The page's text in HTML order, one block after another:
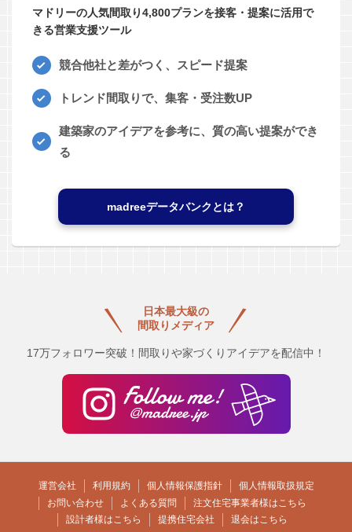
マドリーの人気間取り4,800プランを接客・提案に活用で
きる営業支援ツール
競合他社と差がつく、スピード提案
トレンド間取りで、集客・受注数UP
建築家のアイデアを参考に、質の高い提案ができ
る
madreeデータバンクとは？
日本最大級の
間取りメディア
17万フォロワー突破！間取りや家づくりアイデアを配信中！
運営会社 利用規約 個人情報保護指針
個人情報取扱規定
お問い合わせ
よくある質問
注文住宅事業者様はこちら
設計者様はこちら
提携住宅会社 退会はこちら